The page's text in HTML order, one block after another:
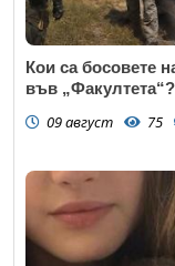
Кои са босовете
във „Факултета“?
09 август 75